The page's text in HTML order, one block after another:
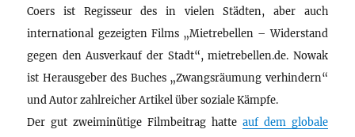
Coers ist Regisseur des in vielen Städten, aber auch
international gezeigten Films „Mietrebellen – Widerstand
gegen den Ausverkauf der Stadt“, mietrebellen.de. Nowak
ist Herausgeber des Buches „Zwangsräumung verhindern“
und Autor zahlreicher Artikel über soziale Kämpfe.
Der gut zweiminütige Filmbeitrag hatte auf dem globale